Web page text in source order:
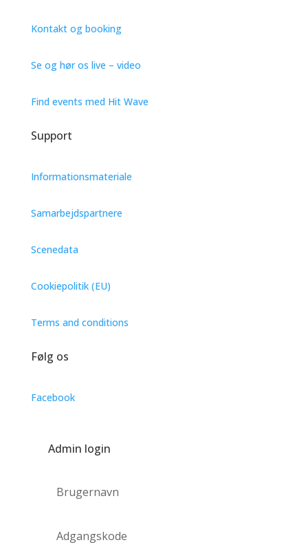
Kontakt og booking
Se og hør os live – video
Find events med Hit Wave
Support
Informationsmateriale
Samarbejdspartnere
Scenedata
Cookiepolitik (EU)
Terms and conditions
Følg os
Facebook
Admin login